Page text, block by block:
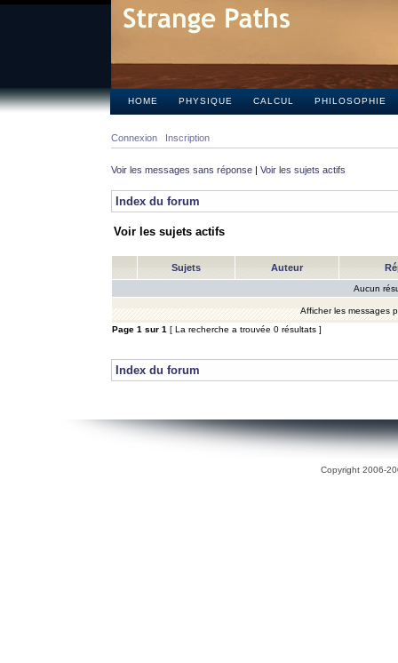
HOME PHYSIQUE CALCUL PHILOSOPHIE
Connexion Inscription
Voir les messages sans réponse | Voir les sujets actifs
Index du forum
Voir les sujets actifs
Sujets Auteur
Aucun
Afficher les messages
Page 1 sur 1 [ La recherche a trouvée 0 résultats ]
Index du forum
Copyright 2006-